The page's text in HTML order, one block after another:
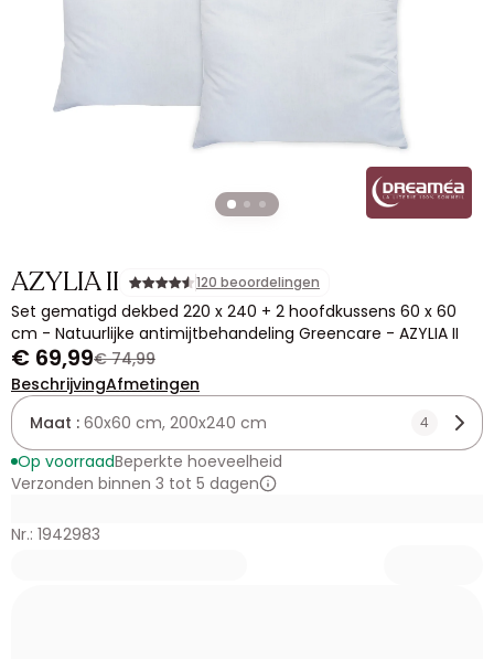
AZYLIA II 120 beoordelingen
Set gematigd dekbed 220 x 240 + 2 hoofdkussens 60 x 60
cm - Natuurlijke antimijtbehandeling Greencare - AZYLIA II
€ 69,99€ 74,99
BeschrijvingAfmetingen
Maat : 60x60 cm, 200x240 cm 4
Op voorraadBeperkte hoeveelheid
Verzonden binnen 3 tot 5 dagen
Nr.: 1942983